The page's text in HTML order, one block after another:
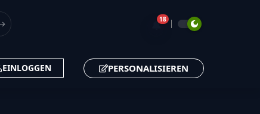
🔔18
EINLOGGEN PERSONALISIEREN